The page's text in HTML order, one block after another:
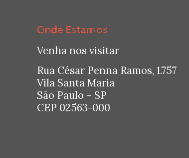
Onde Estamos
Venha nos visitar
Rua César Penna Ramos, 1.757
Vila Santa Maria
São Paulo – SP
CEP 02563-000